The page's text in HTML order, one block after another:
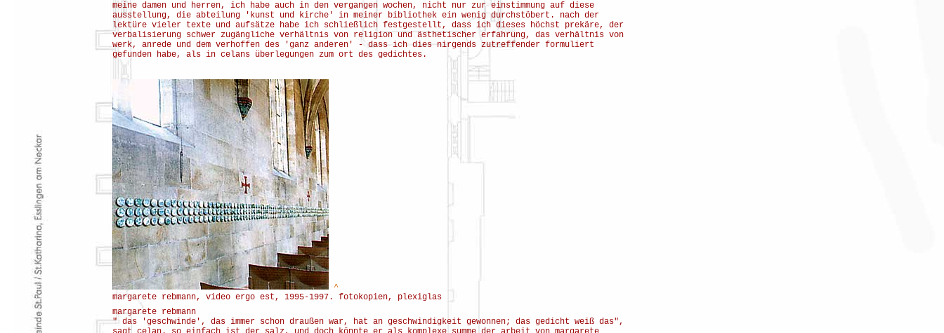
meine damen und herren, ich habe auch in den vergangen wochen, nicht nur zur einstimmung auf diese
ausstellung, die abteilung 'kunst und kirche' in meiner bibliothek ein wenig durchstöbert. nach der
lektüre vieler texte und aufsätze habe ich schließlich festgestellt, dass ich dieses höchst prekäre, der
verbalisierung schwer zugängliche verhältnis von religion und ästhetischer erfahrung, das verhältnis von
werk, anrede und dem verhoffen des 'ganz anderen' - dass ich dies nirgends zutreffender formuliert
gefunden habe, als in celans überlegungen zum ort des gedichtes.
^
margarete rebmann, video ergo est, 1995-1997. fotokopien, plexiglas
margarete rebmann
" das 'geschwinde', das immer schon draußen war, hat an geschwindigkeit gewonnen; das gedicht weiß das",